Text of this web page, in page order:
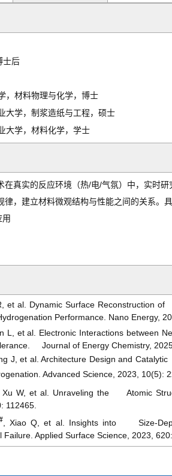
后
，材料物理与化学，博士
大学，制浆造纸与工程，硕士
大学，材料化学，学士
在真实的反应环境（热/电/气氛）中，实时研
，建立材料微观结构与性能之间的关系。具
et al. Dynamic Surface Reconstruction
Performance. Nano Energy,
L, et al. Electronic Interactions between
Journal of Energy Chemistry,
J, et al. Architecture Design and
Advanced Science, 2023, 10(5):
Xu W, et al. Unraveling the Atomic
112465.
, Xiao Q, et al. Insights into Size-
Applied Surface Science, 2023, 620: